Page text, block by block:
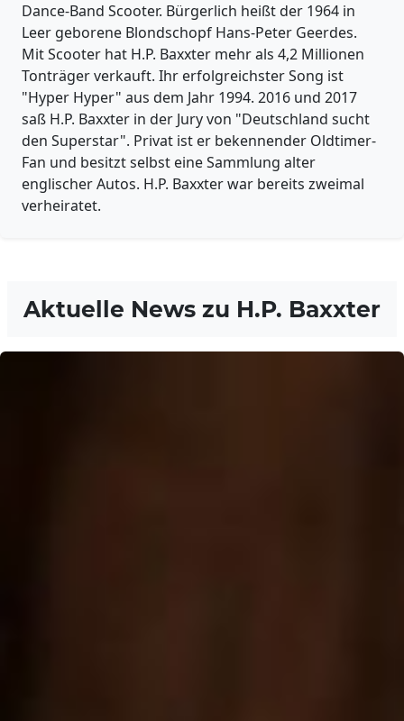
Dance-Band Scooter. Bürgerlich heißt der 1964 in
Leer geborene Blondschopf Hans-Peter Geerdes.
Mit Scooter hat H.P. Baxxter mehr als 4,2 Millionen
Tonträger verkauft. Ihr erfolgreichster Song ist
"Hyper Hyper" aus dem Jahr 1994. 2016 und 2017
saß H.P. Baxxter in der Jury von "Deutschland sucht
den Superstar". Privat ist er bekennender Oldtimer-
Fan und besitzt selbst eine Sammlung alter
englischer Autos. H.P. Baxxter war bereits zweimal
verheiratet.
Aktuelle News zu H.P. Baxxter